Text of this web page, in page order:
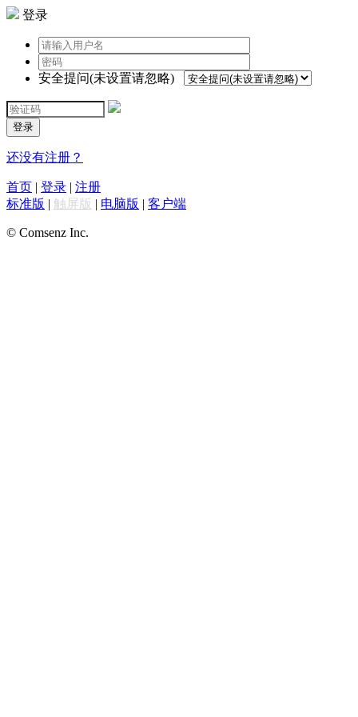
登录
安全提问(未设置请忽略)
登录
还没有注册？
首页 | 登录 | 注册
标准版 | 触屏版 | 电脑版 | 客户端
© Comsenz Inc.